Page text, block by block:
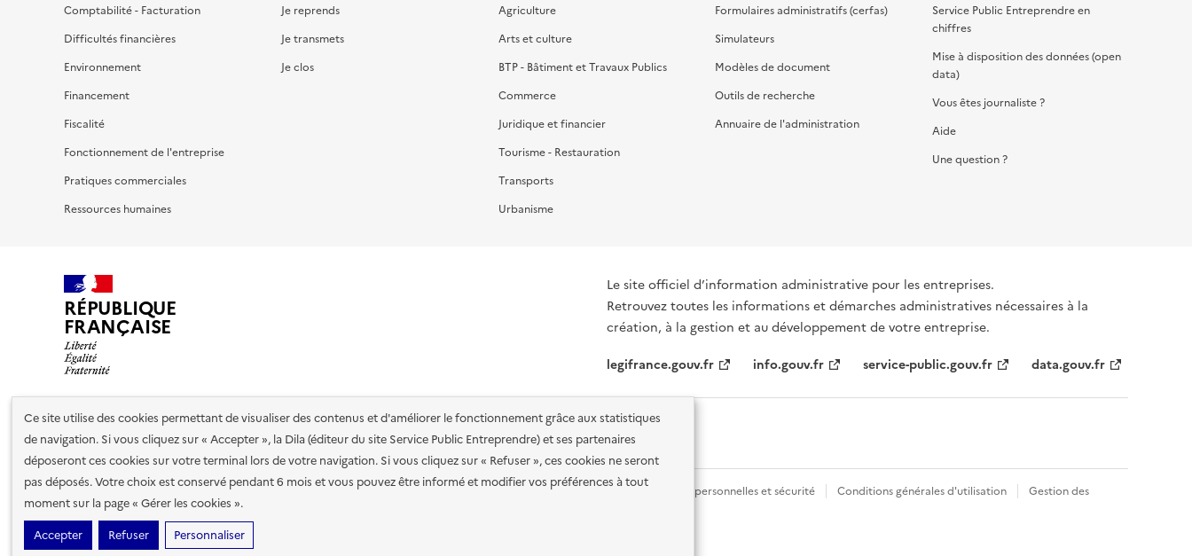
Ce site utilise des cookies permettant de visualiser des contenus et d'améliorer le fonctionnement grâce aux statistiques
de navigation. Si vous cliquez sur « Accepter », la Dila (éditeur du site Service Public Entreprendre) et ses partenaires
déposeront ces cookies sur votre terminal lors de votre navigation. Si vous cliquez sur « Refuser », ces cookies ne seront
pas déposés. Votre choix est conservé pendant 6 mois et vous pouvez être informé et modifier vos préférences à tout
moment sur la page « Gérer les cookies ».
Accepter
Refuser Personnaliser
Comptabilité - Facturation
Difficultés financières
Environnement
Financement
Fiscalité
Fonctionnement de l'entreprise
Pratiques commerciales
Ressources humaines
Je reprends
Je transmets
Je clos
Agriculture
Arts et culture
BTP - Bâtiment et Travaux Publics
Commerce
Juridique et financier
Tourisme - Restauration
Transports
Urbanisme
Formulaires administratifs (cerfas)
Simulateurs
Modèles de document
Outils de recherche
Annuaire de l'administration
Service Public Entreprendre en
chiffres
Mise à disposition des données (open
data)
Vous êtes journaliste ?
Aide
Une question ?
RÉPUBLIQUE
FRANÇAISE
Le site officiel d’information administrative pour les entreprises.
Retrouvez toutes les informations et démarches administratives nécessaires à la
création, à la gestion et au développement de votre entreprise.
legifrance.gouv.fr
info.gouv.fr service-public.gouv.fr data.gouv.fr
Nos partenaires
Plan du site Accessibilité : totalement conforme Accessibilité des services en ligne Mentions légales Données personnelles et sécurité Conditions générales d'utilisation
Gestion des
cookies
Paramètres d'affichage